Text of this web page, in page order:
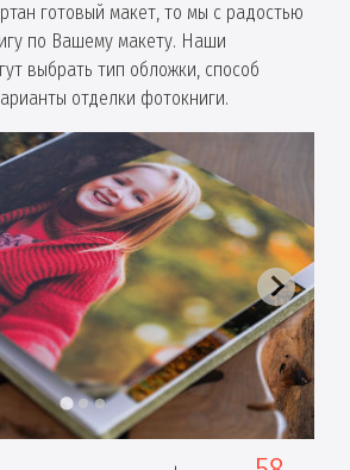
готовый макет, то мы с радостью
по Вашему макету. Наши
выбрать тип обложки, способ
отделки фотокниги.